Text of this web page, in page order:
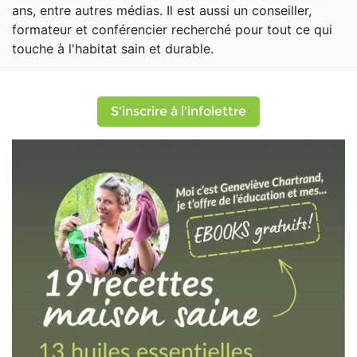
ans, entre autres médias. Il est aussi un conseiller,
formateur et conférencier recherché pour tout ce qui
touche à l'habitat sain et durable.
S'inscrire à l'infolettre